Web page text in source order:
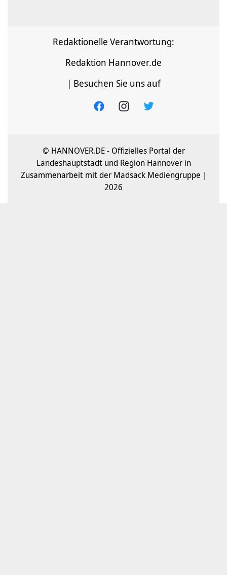
Redaktionelle Verantwortung:
Redaktion Hannover.de
| Besuchen Sie uns auf
© HANNOVER.DE - Offizielles Portal der
Landeshauptstadt und Region Hannover in
Zusammenarbeit mit der Madsack Mediengruppe |
2026